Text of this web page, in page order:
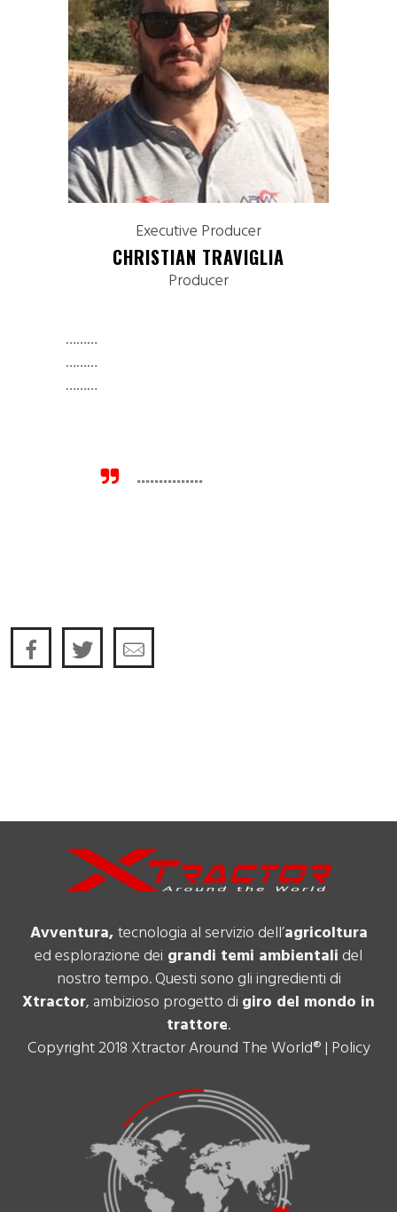
Executive Producer
CHRISTIAN TRAVIGLIA
Producer
………
………
………
...............
Avventura,tecnologia al servizio dell’agricoltura
ed esplorazione dei grandi temi ambientalidel
nostro tempo. Questi sono gli ingredienti di
Xtractor, ambizioso progetto di giro del mondo in
trattore.
Copyright 2018 Xtractor Around The World® | Policy